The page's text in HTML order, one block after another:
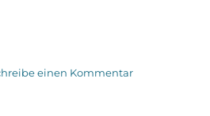
einen Kommentarzu